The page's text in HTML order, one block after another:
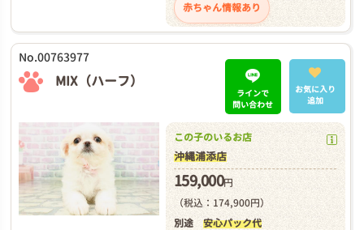
赤ちゃん情報あり
No.00763977
MIX（ハーフ）
ラインで
問い合わせ
お気に入り
追加
この子のいるお店
沖縄浦添店
159,000円
（税込：174,900円）
別途 安心パック代